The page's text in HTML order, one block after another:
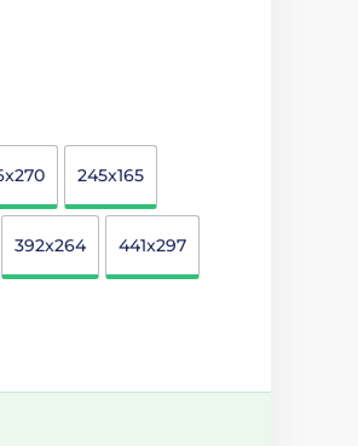
245x165
392x264 441x297